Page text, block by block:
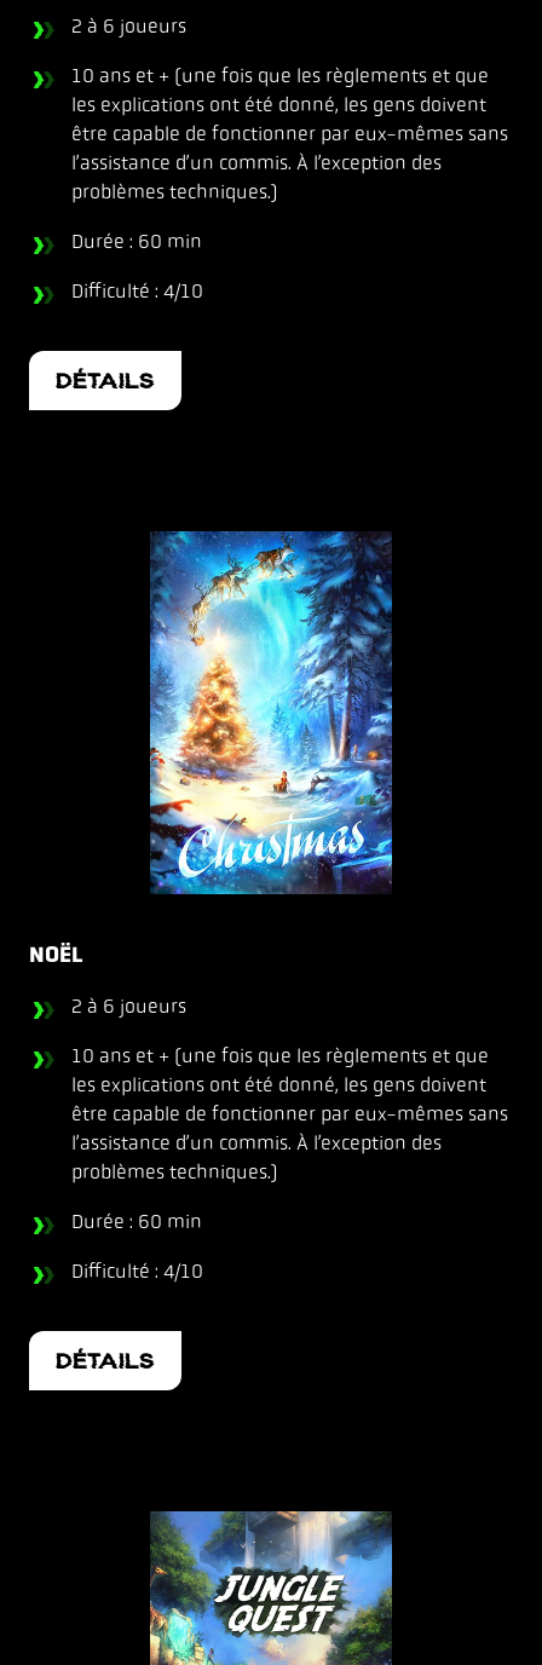
2 à 6 joueurs
10 ans et + (une fois que les règlements et que
les explications ont été donné, les gens doivent
être capable de fonctionner par eux-mêmes sans
l’assistance d’un commis. À l’exception des
problèmes techniques.)
Durée : 60 min
Difficulté : 4/10
DÉTAILS
NOËL
2 à 6 joueurs
10 ans et + (une fois que les règlements et que
les explications ont été donné, les gens doivent
être capable de fonctionner par eux-mêmes sans
l’assistance d’un commis. À l’exception des
problèmes techniques.)
Durée : 60 min
Difficulté : 4/10
DÉTAILS